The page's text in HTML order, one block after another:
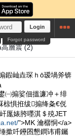
Login
Forgot password
層震 (2)
鍜屾垚琛ｈō瑷堝斧锛
㈠搧娑佃搵濂冲＋绯
椋惧拰绂搧绛夈€侻
厖婊胯嚜淇＄殑JET
">MK 瀹樼恫</a>
撳吀鑸囨懇鐧讳甫钃